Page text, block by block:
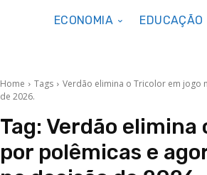
ECONOMIA EDUCAÇÃO
Home Tags
Verdão elimina o Tricolor em jogo
de 2026.
Tag: Verdão elimina
por polêmicas e